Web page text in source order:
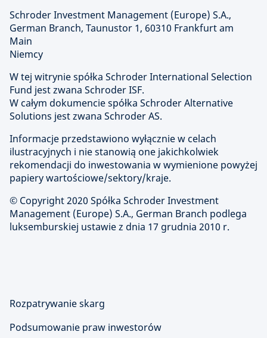
Schroder Investment Management (Europe) S.A.,
German Branch, Taunustor 1, 60310 Frankfurt am
Main
Niemcy
W tej witrynie spółka Schroder International Selection
Fund jest zwana Schroder ISF.
W całym dokumencie spółka Schroder Alternative
Solutions jest zwana Schroder AS.
Informacje przedstawiono wyłącznie w celach
ilustracyjnych i nie stanowią one jakichkolwiek
rekomendacji do inwestowania w wymienione powyżej
papiery wartościowe/sektory/kraje.
© Copyright 2020 Spółka Schroder Investment
Management (Europe) S.A., German Branch podlega
luksemburskiej ustawie z dnia 17 grudnia 2010 r.
Rozpatrywanie skarg
Podsumowanie praw inwestorów